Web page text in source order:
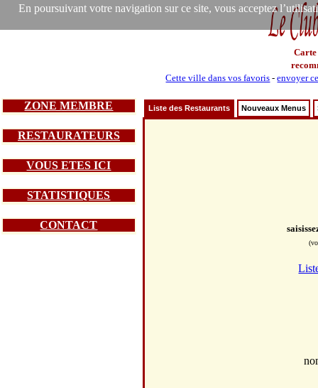
En poursuivant votre navigation sur ce site, vous acceptez
Carte
Cette ville dans vos favoris -envoyer
ZONE MEMBRE
RESTAURATEURS
VOUS ETES ICI
STATISTIQUES
CONTACT
Liste des Restaurants Nouveaux Menus